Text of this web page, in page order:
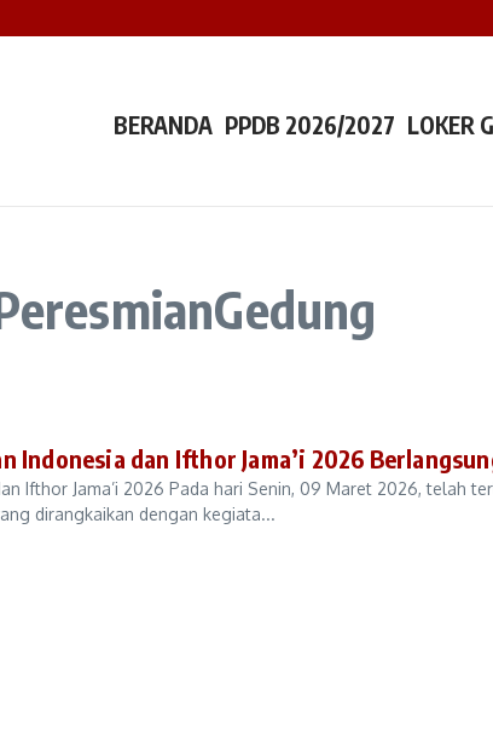
Indonesia Sambut Orang Tua Murid Lewat MOPTI Kelas 1
BERANDA PPDB 2026/2027 LOKER
Indonesia dan Ifthor Jama’i 2026
Ifthor Jama’i 2026 Pada hari Senin, 09 Maret 2026, telah
dirangkaikan dengan kegiata...